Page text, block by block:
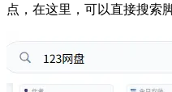
点，在这里，可以直接搜索